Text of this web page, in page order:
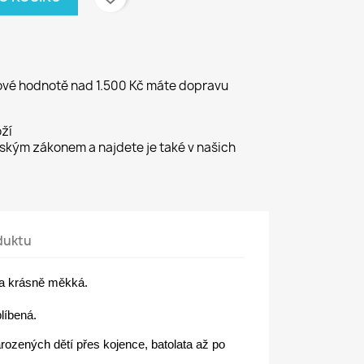
hodnotě nad 1.500 Kč máte dopravu
zákonem a najdete je také v našich
krásně měkká.
dětí přes kojence, batolata až po